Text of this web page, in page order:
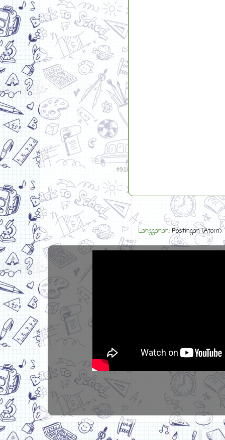
Langganan: Postingan (Atom)